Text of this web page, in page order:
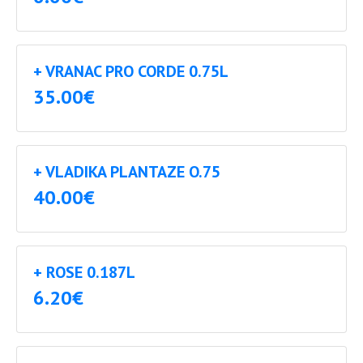
+ VRANAC PRO CORDE 0.75L
35.00€
+ VLADIKA PLANTAZE O.75
40.00€
+ ROSE 0.187L
6.20€